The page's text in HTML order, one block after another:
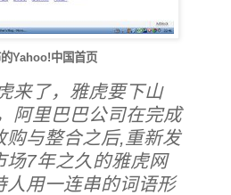
Yahoo!中国首页
来了，雅虎要下山
阿里巴巴公司在完成
购与整合之后,重新发
场7年之久的雅虎网
人用一连串的词语形